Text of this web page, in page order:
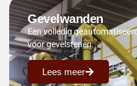
Gevelwanden
Een volledig
voor gevelstenen.
Lees meer